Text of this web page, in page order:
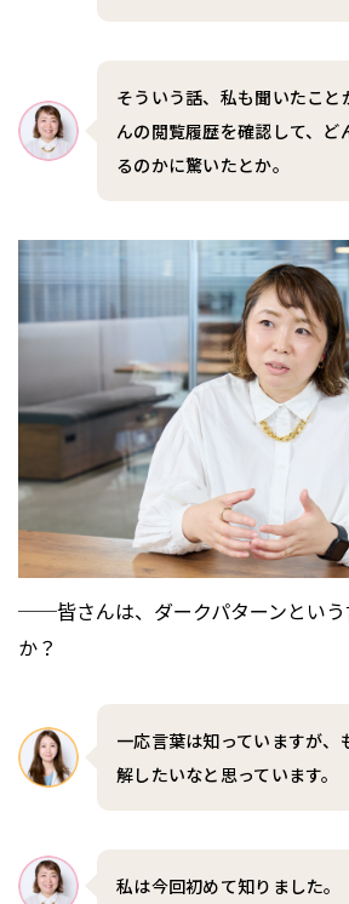
そういう話、私も聞いたこと
んの閲覧履歴を確認して、ど
るのかに驚いたとか。
──皆さんは、ダークパターンという
か？
一応言葉は知っていますが、
解したいなと思っています。
私は今回初めて知りました。